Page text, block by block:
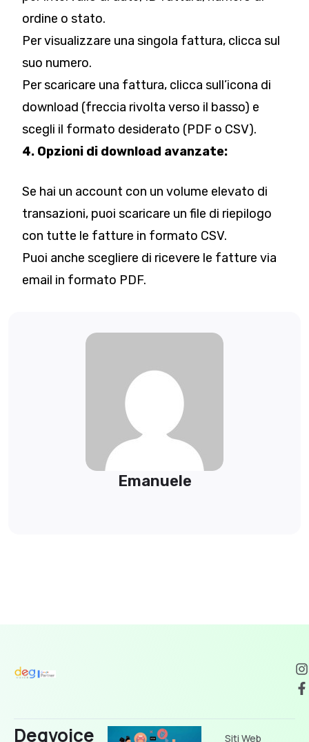
ordine o stato.
Per visualizzare una singola fattura, clicca sul
suo numero.
Per scaricare una fattura, clicca sull’icona di
download (freccia rivolta verso il basso) e
scegli il formato desiderato (PDF o CSV).
4. Opzioni di download avanzate:
Se hai un account con un volume elevato di
transazioni, puoi scaricare un file di riepilogo
con tutte le fatture in formato CSV.
Puoi anche scegliere di ricevere le fatture via
email in formato PDF.
Emanuele
Degvoice
Siti Web